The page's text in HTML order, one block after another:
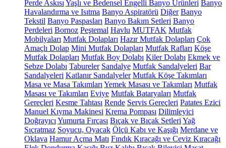
Perde Askısı Yaşlı ve Bedensel Engelli Banyo Ürünleri Banyo
Havalandırma ve Isıtma Banyo Aspiratörü Diğer Banyo
Tekstil Banyo Paspasları Banyo Bakım Setleri Banyo
Perdeleri Bornoz Peştemal Havlu MUTFAK Mutfak
Mobilyaları Mutfak Dolapları Hazır Mutfak Dolapları Çok
Amaçlı Dolap Mini Mutfak Dolapları Mutfak Rafları Köşe
Mutfak Dolapları Mutfak Boy Dolabı Kiler Dolabı Ekmek ve
Sebze Dolabı Tabureler Sandalye Mutfak Sandalyeleri Bar
Sandalyeleri Katlanır Sandalyeler Mutfak Köşe Takımları
Masa ve Masa Takımları Yemek Masası ve Takımları Mutfak
Masası ve Takımları Eviye Mutfak Bataryaları Mutfak
Gereçleri Kesme Tahtası Rende Servis Gereçleri Patates Ezici
Manuel Kıyma Makinesi Krema Pompası Dilimleyici
Doğrayıcı Yumurta Fırçası Bıçak ve Bıçak Setleri Yağ
Sıçratmaz Soyucu, Oyacak Ölçü Kabı ve Kaşığı Merdane ve
Oklava Hamur Açma Matı Fındık Kıracağı ve Ceviz Kıracağı